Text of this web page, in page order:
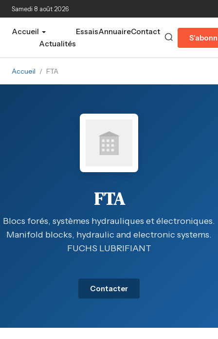
Aller au contenu principal
Samedi 8 août 2026
Accueil
Actualités
EssaisAnnuaireContact
Accueil / FTA
FTA
Blocs forés, systèmes hydrauliques et électroniques.
Manifold blocks, hydraulic and electronic systems.
FUCHS LUBRIFIANT
Contacter